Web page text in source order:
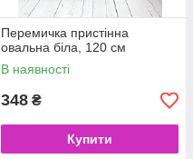
Перемичка пристінна
овальна біла, 120 см
В наявності
348 ₴
Купити